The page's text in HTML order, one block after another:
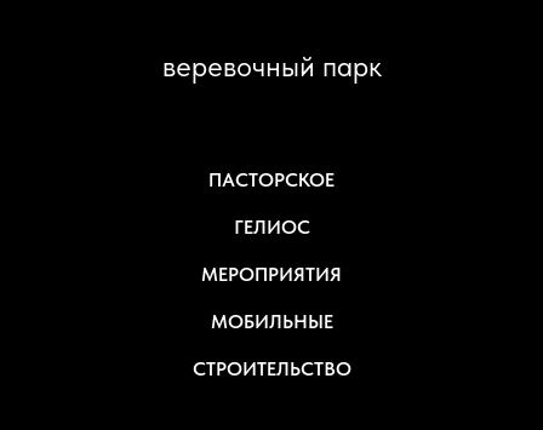
веревочный парк
ПАСТОРСКОЕ
ГЕЛИОС
МЕРОПРИЯТИЯ
МОБИЛЬНЫЕ
СТРОИТЕЛЬСТВО